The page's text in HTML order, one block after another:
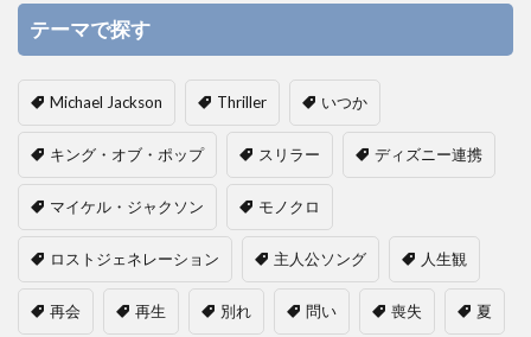
テーマで探す
Michael Jackson Thriller いつか
キング・オブ・ポップ スリラー ディズニー連携
マイケル・ジャクソン モノクロ
ロストジェネレーション 主人公ソング 人生観
再会 再生 別れ 問い 喪失 夏